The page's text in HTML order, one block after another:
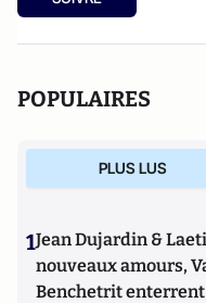
POPULAIRES
PLUS LUS
1Jean Dujardin &
nouveaux amours,
Benchetrit enterrent